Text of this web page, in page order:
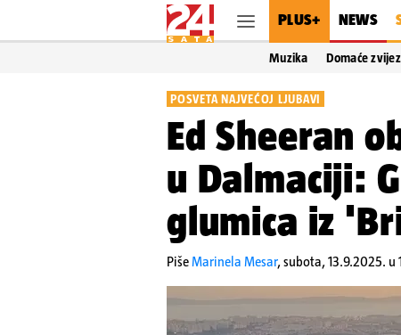
PLUS+ NEWS
Muzika Domaće
POSVETA NAJVEĆOJ LJUBAVI
Ed Sheeran
u Dalmaciji:
glumica iz
PišeMarinela Mesar,subota, 13.9.2025. u